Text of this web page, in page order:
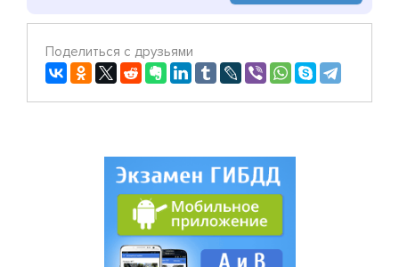
Поделиться с друзьями